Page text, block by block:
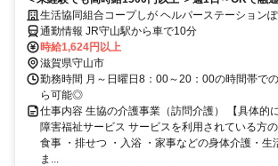
働きやすさ抜群
生活協同組合コープしが ヘルパーステーション
通勤情報 JR守山駅から車で10分
時給1,624円以上
滋賀県守山市
勤務時間 月～日曜日8：00～20：00の時間帯で
ら可能◎
仕事内容 生協の介護事業（訪問介護） 【具体的
障害福祉サービス サービスを利用されている方
食事 ・排せつ ・入浴 ・家事などの身体介護・生
ま...